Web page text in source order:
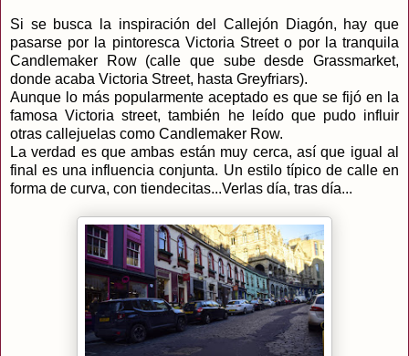
Si se busca la inspiración del Callejón Diagón, hay que
pasarse por la pintoresca Victoria Street o por la tranquila
Candlemaker Row (calle que sube desde Grassmarket,
donde acaba Victoria Street, hasta Greyfriars).
Aunque lo más popularmente aceptado es que se fijó en la
famosa Victoria street, también he leído que pudo influir
otras callejuelas como Candlemaker Row.
La verdad es que ambas están muy cerca, así que igual al
final es una influencia conjunta. Un estilo típico de calle en
forma de curva, con tiendecitas...Verlas día, tras día...